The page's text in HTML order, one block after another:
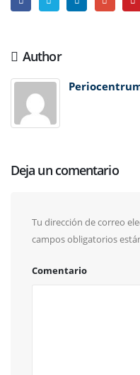
Author
Deja un comentario
Tu dirección de correo
campos obligatorios
Comentario